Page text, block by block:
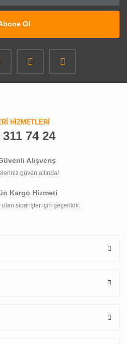
Ol
HİZMETLERİ
311 74 24
Alışveriş
güven altında!
Kargo Hizmeti
olan siparişler için geçerlidir.